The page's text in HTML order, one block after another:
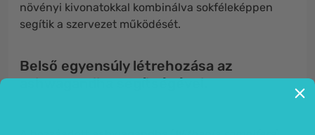
növényi kivonatokkal kombinálva sokféleképpen
segítik a szervezet működését.
Belső egyensúly létrehozása az
ashwagandha segítségével.